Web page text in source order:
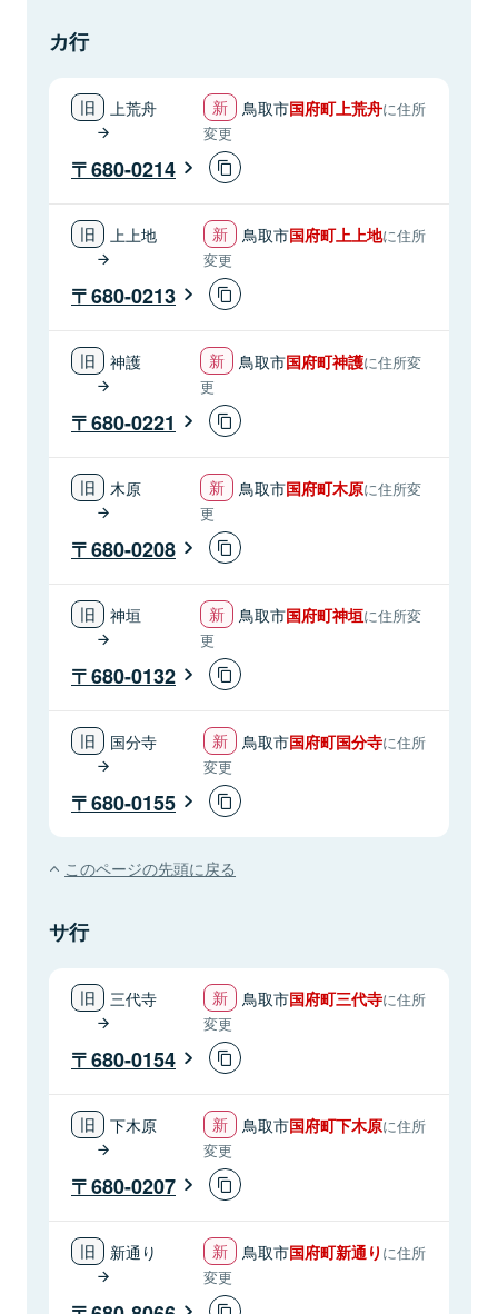
カ行
上荒舟 鳥取市国府町上荒舟に住所
変更
680-0214
上上地 鳥取市国府町上上地に住所
変更
680-0213
神護 鳥取市国府町神護に住所変
更
680-0221
木原 鳥取市国府町木原に住所変
更
680-0208
神垣 鳥取市国府町神垣に住所変
更
680-0132
国分寺 鳥取市国府町国分寺に住所
変更
680-0155
このページの先頭に戻る
サ行
三代寺 鳥取市国府町三代寺に住所
変更
680-0154
下木原 鳥取市国府町下木原に住所
変更
680-0207
新通り 鳥取市国府町新通り に住所
変更